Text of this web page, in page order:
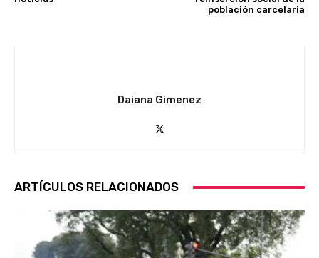
población carcelaria
Daiana Gimenez
ARTÍCULOS RELACIONADOS